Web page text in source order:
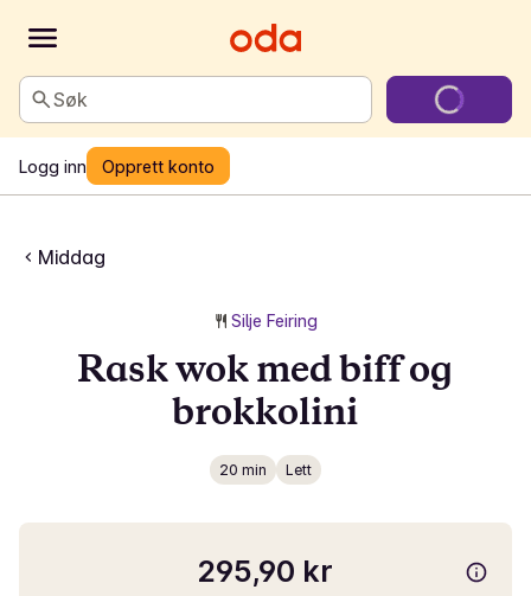
Søk
Logg inn Opprett konto
Middag
Silje Feiring
Rask wok med biff og
brokkolini
20 min Lett
295,90 kr